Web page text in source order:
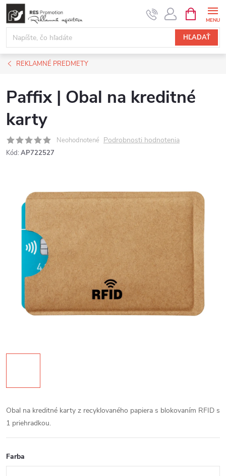
Prejsť
obsah
HĽADAŤ
KOŠÍK
REKLAMNÉ PREDMETY
Paffix | Obal na kreditné
karty
Neohodnotené Podrobnosti hodnotenia
Kód: AP722527
Obal na kreditné karty z recyklovaného papiera s blokovaním RFID s
1 priehradkou.
Farba